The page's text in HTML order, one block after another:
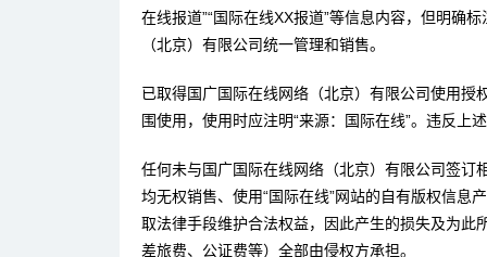
在线报道”“国际在线XX报道”等信息内容，但明确
（北京）有限公司统一管理和销售。
已取得国广国际在线网络（北京）有限公司使用
围使用，使用时应注明“来源：国际在线”。违反上
任何未与国广国际在线网络（北京）有限公司签订
均无权销售、使用“国际在线”网站的自有版权信息
取法律手段维护合法权益，因此产生的损失及为此
差旅费、公证费等）全部由侵权方承担。